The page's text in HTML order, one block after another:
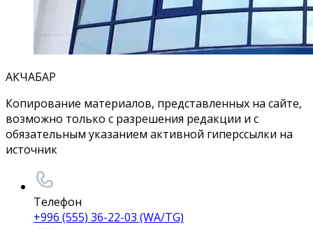
АКЧАБАР
Копирование материалов, представленных на сайте,
возможно только с разрешения редакции и с
обязательным указанием активной гиперссылки на
источник
Телефон
+996 (555) 36-22-03 (WA/TG)